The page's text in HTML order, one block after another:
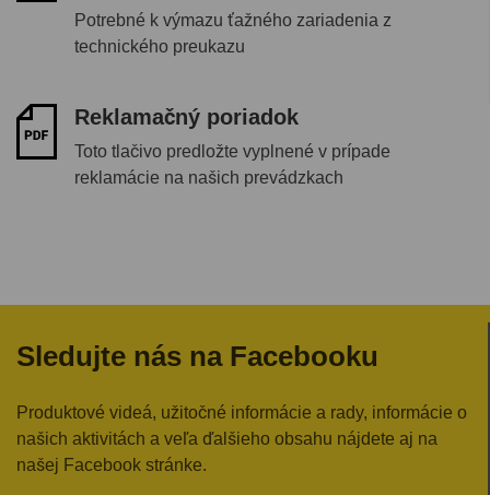
Potrebné k výmazu ťažného zariadenia z
technického preukazu
Reklamačný poriadok
Toto tlačivo predložte vyplnené v prípade
reklamácie na našich prevádzkach
Sledujte nás na Facebooku
Produktové videá, užitočné informácie a rady, informácie o
našich aktivitách a veľa ďalšieho obsahu nájdete aj na
našej Facebook stránke.